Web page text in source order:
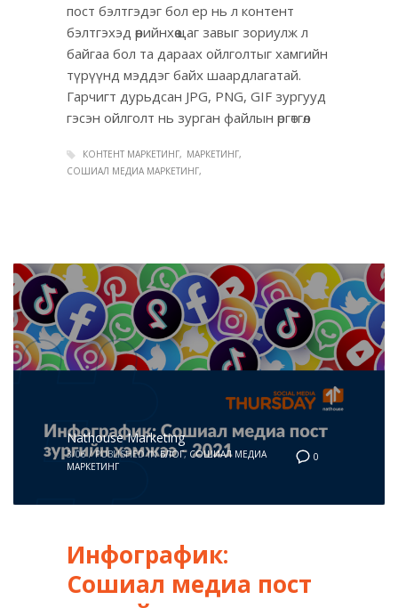
пост бэлтгэдэг бол ер нь л контент
бэлтгэхэд өөрийнхөө цаг завыг зориулж л
байгаа бол та дараах ойлголтыг хамгийн
түрүүнд мэддэг байх шаардлагатай.
Гарчигт дурьдсан JPG, PNG, GIF зургууд
гэсэн ойлголт нь зурган файлын өргөтгөл
КОНТЕНТ МАРКЕТИНГ
МАРКЕТИНГ
СОШИАЛ МЕДИА МАРКЕТИНГ
0
Nathouse Marketing
3/06 / PUBLISHED IN БЛОГ, СОШИАЛ МЕДИА
МАРКЕТИНГ
Инфографик:
Сошиал медиа пост